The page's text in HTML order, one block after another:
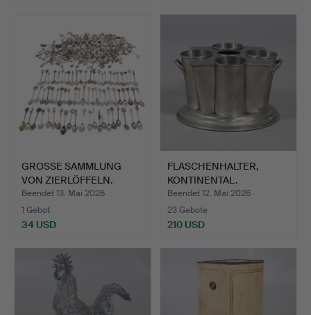
GROSSE SAMMLUNG
VON ZIERLÖFFELN.
Beendet 13. Mai 2026
1 Gebot
34 USD
FLASCHENHALTER,
KONTINENTAL.
Beendet 12. Mai 2026
23 Gebote
210 USD